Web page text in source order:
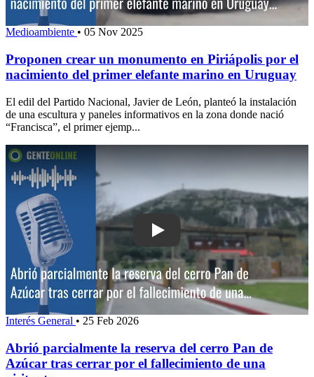
Medioambiente • 05 Nov 2025
Proponen crear un monumento en Piriápolis por el
nacimiento del primer elefante marino en Uruguay
El edil del Partido Nacional, Javier de León, planteó la instalación
de una escultura y paneles informativos en la zona donde nació
“Francisca”, el primer ejemp...
Play: Abrió parcialmente la reserva
Interés General • 25 Feb 2026
Abrió parcialmente la reserva del cerro Pan de
Azúcar tras cerrar por el fallecimiento de una